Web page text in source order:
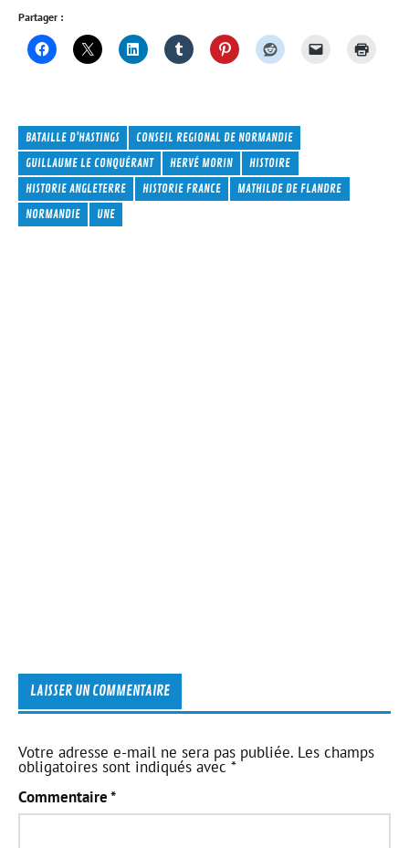
Partager :
BATAILLE D'HASTINGS
CONSEIL REGIONAL DE NORMANDIE
GUILLAUME LE CONQUÉRANT
HERVÉ MORIN
HISTOIRE
HISTORIE ANGLETERRE
HISTORIE FRANCE
MATHILDE DE FLANDRE
NORMANDIE
UNE
LAISSER UN COMMENTAIRE
Votre adresse e-mail ne sera pas publiée. Les champs
obligatoires sont indiqués avec*
Commentaire*